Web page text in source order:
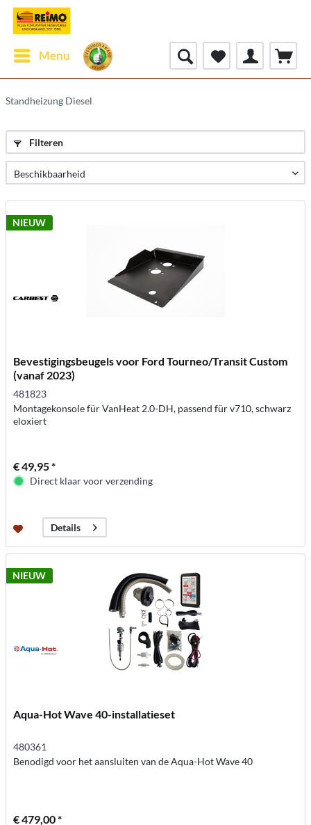
Menu
Standheizung Diesel
Filteren
NIEUW
Bevestigingsbeugels voor Ford Tourneo/Transit Custom
(vanaf 2023)
481823
Montagekonsole für VanHeat 2.0-DH, passend für v710, schwarz
eloxiert
€ 49,95 *
Direct klaar voor verzending
Details
NIEUW
Aqua-Hot Wave 40-installatieset
480361
Benodigd voor het aansluiten van de Aqua-Hot Wave 40
€ 479,00 *